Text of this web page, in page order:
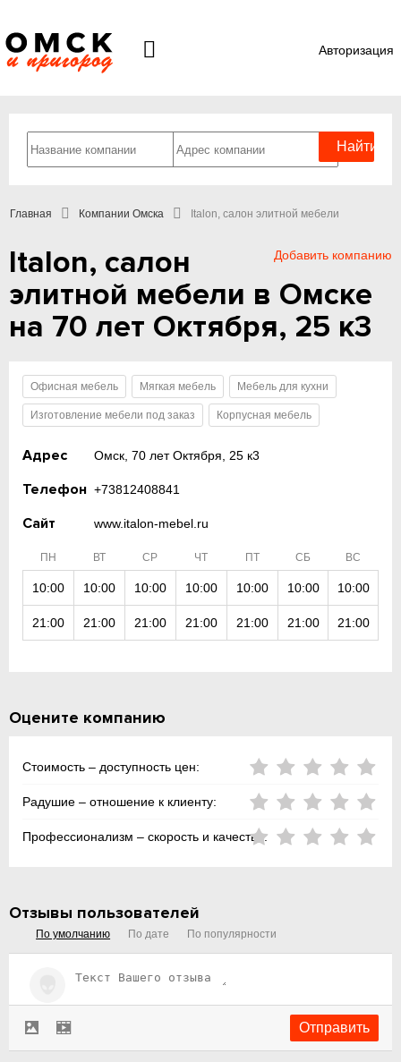
Авторизация
Главная Компании Омска Italon, салон элитной мебели
Добавить компанию
Italon, салон
элитной мебели в Омске
на 70 лет Октября, 25 к3
Офисная мебель Мягкая мебель Мебель для кухни
Изготовление мебели под заказ Корпусная мебель
Адрес Омск, 70 лет Октября, 25 к3
Телефон +73812408841
Сайт www.italon-mebel.ru
ПН ВТ СР ЧТ ПТ СБ ВС
10:00 10:00 10:00 10:00 10:00 10:00 10:00
21:00 21:00 21:00 21:00 21:00 21:00 21:00
Оцените компанию
Стоимость – доступность цен:
Радушие – отношение к клиенту:
Профессионализм – скорость и качество:
Отзывы пользователей
По умолчанию По дате По популярности